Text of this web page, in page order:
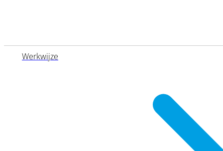
Werkwijze